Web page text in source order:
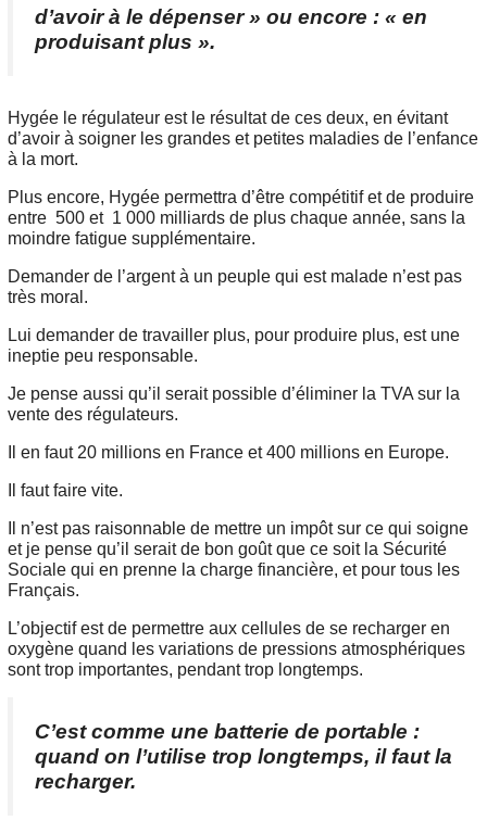
d’avoir à le dépenser » ou encore : « en
produisant plus ».
Hygée le régulateur est le résultat de ces deux, en évitant
d’avoir à soigner les grandes et petites maladies de l’enfance
à la mort.
Plus encore, Hygée permettra d’être compétitif et de produire
entre 500 et 1 000 milliards de plus chaque année, sans la
moindre fatigue supplémentaire.
Demander de l’argent à un peuple qui est malade n’est pas
très moral.
Lui demander de travailler plus, pour produire plus, est une
ineptie peu responsable.
Je pense aussi qu’il serait possible d’éliminer la TVA sur la
vente des régulateurs.
Il en faut 20 millions en France et 400 millions en Europe.
Il faut faire vite.
Il n’est pas raisonnable de mettre un impôt sur ce qui soigne
et je pense qu’il serait de bon goût que ce soit la Sécurité
Sociale qui en prenne la charge financière, et pour tous les
Français.
L’objectif est de permettre aux cellules de se recharger en
oxygène quand les variations de pressions atmosphériques
sont trop importantes, pendant trop longtemps.
C’est comme une batterie de portable :
quand on l’utilise trop longtemps, il faut la
recharger.